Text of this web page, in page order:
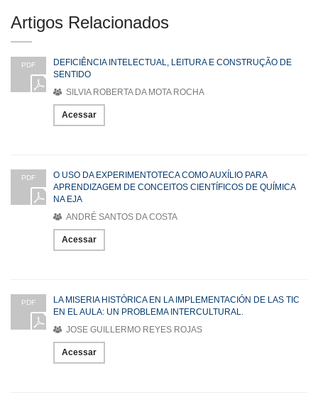
Artigos Relacionados
PDF
DEFICIÊNCIA INTELECTUAL, LEITURA E CONSTRUÇÃO DE
SENTIDO
SILVIA ROBERTA DA MOTA ROCHA
Acessar
PDF
O USO DA EXPERIMENTOTECA COMO AUXÍLIO PARA
APRENDIZAGEM DE CONCEITOS CIENTÍFICOS DE QUÍMICA
NA EJA
ANDRÉ SANTOS DA COSTA
Acessar
PDF
LA MISERIA HISTÓRICA EN LA IMPLEMENTACIÓN DE LAS TIC
EN EL AULA: UN PROBLEMA INTERCULTURAL.
JOSE GUILLERMO REYES ROJAS
Acessar